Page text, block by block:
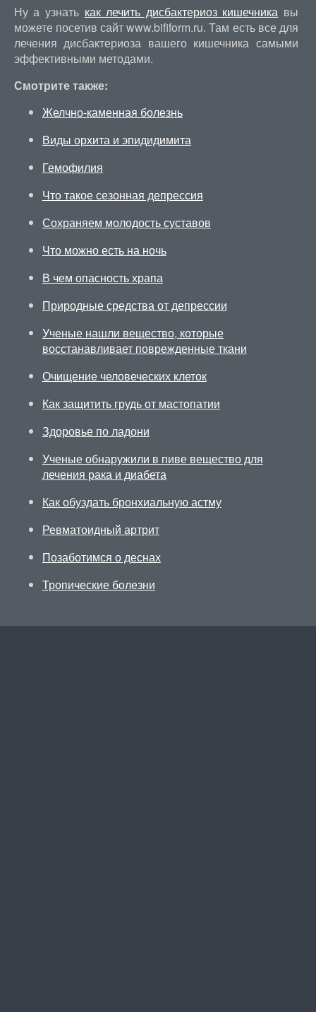
Ну а узнать как лечить дисбактериоз кишечника вы
можете посетив сайт www.bifiform.ru. Там есть все для
лечения дисбактериоза вашего кишечника самыми
эффективными методами.
Смотрите также:
Желчно-каменная болезнь
Виды орхита и эпидидимита
Гемофилия
Что такое сезонная депрессия
Сохраняем молодость суставов
Что можно есть на ночь
В чем опасность храпа
Природные средства от депрессии
Ученые нашли вещество, которые
восстанавливает поврежденные ткани
Очищение человеческих клеток
Как защитить грудь от мастопатии
Здоровье по ладони
Ученые обнаружили в пиве вещество для
лечения рака и диабета
Как обуздать бронхиальную астму
Ревматоидный артрит
Позаботимся о деснах
Тропические болезни